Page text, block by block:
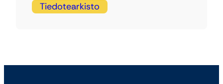
Tiedotearkisto